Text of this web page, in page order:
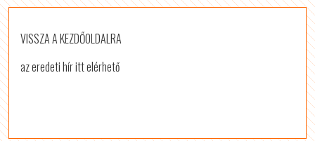
VISSZA A KEZDŐOLDALRA
az eredeti hír itt elérhető